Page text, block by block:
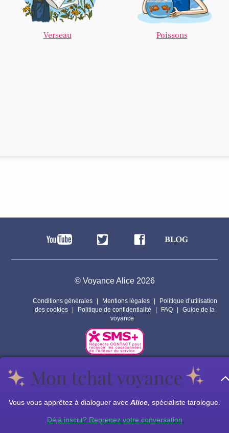
Verseau Poissons
© Voyance Alice 2026
Conditions générales Mentions légales
Politique d’utilisation
des cookies
Politique de confidentialité FAQ
Guide de la
voyance
Par respect pour la vie privée de nos voyants, les personnages
présents sur ce site sont fictifs.
traitants.
Vous vous apprêtez à dialoguer avec Alice spécialiste tarologue.
Déjà inscrit? Reprenez votre conversation